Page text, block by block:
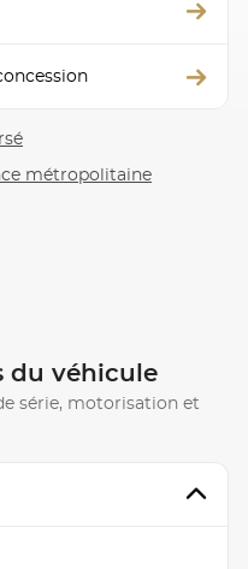
métropolitaine
du véhicule
série, motorisation et